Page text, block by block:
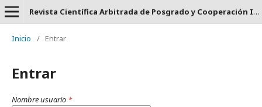
Revista Científica Arbitrada de Posgrado y Cooperación Internacional CLAUSTRO - ISSN: 2737-6478.
Inicio / Entrar
Entrar
Nombre usuario *